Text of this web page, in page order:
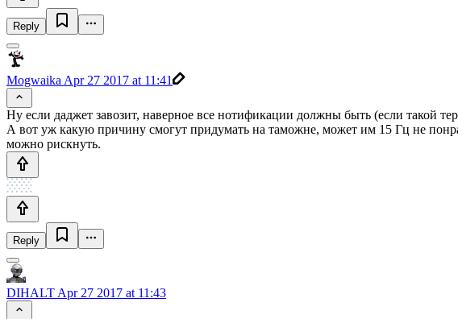
Reply
Mogwaika Apr 27 2017 at 11:41
Ну если даджет завозит, наверное все нотификации должны быть (если такой
А вот уж какую причину смогут придумать на таможне, может им 15 Гц не
можно рискнуть.
Reply
DIHALT Apr 27 2017 at 11:43